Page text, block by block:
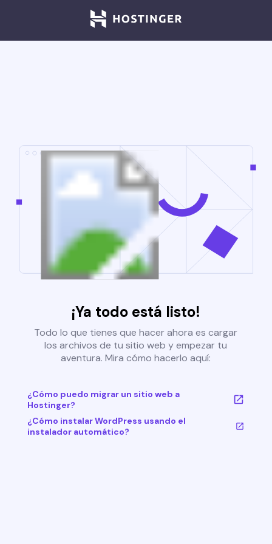
¡Ya todo está listo!
Todo lo que tienes que hacer ahora es cargar
los archivos de tu sitio web y empezar tu
aventura. Mira cómo hacerlo aquí:
¿Cómo puedo migrar un sitio web a
Hostinger?
¿Cómo instalar WordPress usando el
instalador automático?